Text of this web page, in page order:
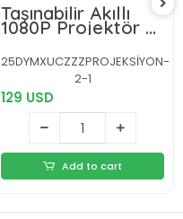
Taşınabilir Akıllı
1080P Projektör –
64GB Hafıza, 2GB
RAM, Full HD
Görüntü,
Kumandalı Yeni
Nesil
25DYMXUCZZZPROJEKSİYON-
2-1
129 USD
Add to cart